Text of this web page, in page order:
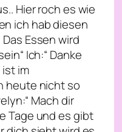
Hier roch es wie
ich hab diesen
Essen wird
Ich:“ Danke
ist im
heute nicht so
Mach dir
Tage und es gibt